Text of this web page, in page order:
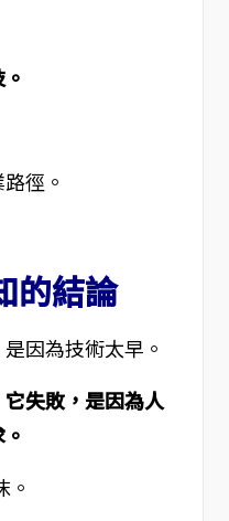
徑。
的結論
因為技術太早。
它失敗，是因為人
。